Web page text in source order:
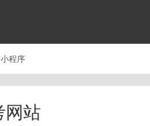
小程序
网站